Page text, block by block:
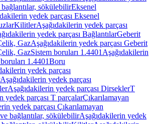
sökülebilirEksenel
yedek parçası Eksenel
KilitlerAşağıdakilerin yedek parçası
yedek parçası BağlantılarGeberit
GazAşağıdakilerin yedek parçası Geberit
GazSistem boruları 1.4401 Aşağıdakilerin
1.4401Boru
yedek parçası
Aşağıdakilerin yedek parçası
Aşağıdakilerin yedek parçası DirseklerT
yedek parçası T parçalarÇıkarılamayan
yedek parçası Çıkarılamayan
bağlantılar, sökülebilirAşağıdakilerin yedek